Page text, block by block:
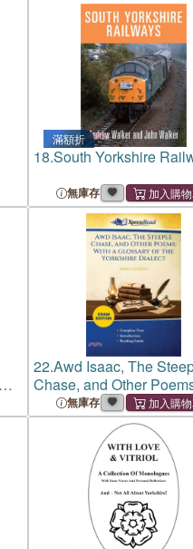
滿額折
18.South Yorkshire
無庫存
22.Awd Isaac, The
Chase, and Other
a Glossary of the
Dialect (Cram Edition)
無庫存